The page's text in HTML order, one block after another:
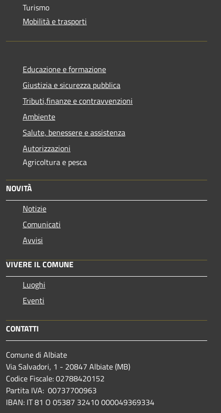
Turismo
Mobilità e trasporti
Educazione e formazione
Giustizia e sicurezza pubblica
Tributi,finanze e contravvenzioni
Ambiente
Salute, benessere e assistenza
Autorizzazioni
Agricoltura e pesca
NOVITÀ
Notizie
Comunicati
Avvisi
VIVERE IL COMUNE
Luoghi
Eventi
CONTATTI
Comune di Albiate
Via Salvadori, 1 - 20847 Albiate (MB)
Codice Fiscale: 02788420152
Partita IVA: 00737700963
IBAN: IT 81 O 05387 32410 000049369334